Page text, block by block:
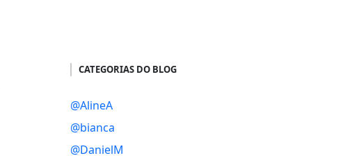
CATEGORIAS DO BLOG
@AlineA
@bianca
@DanielM